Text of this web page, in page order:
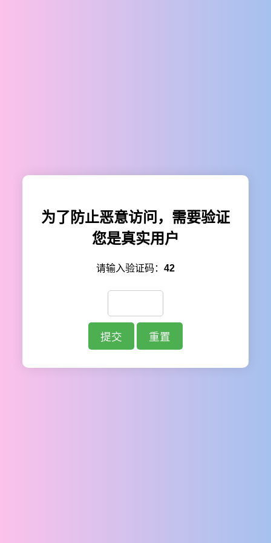
为了防止恶意访问，需要验证
您是真实用户
请输入验证码： 42
提交 重置